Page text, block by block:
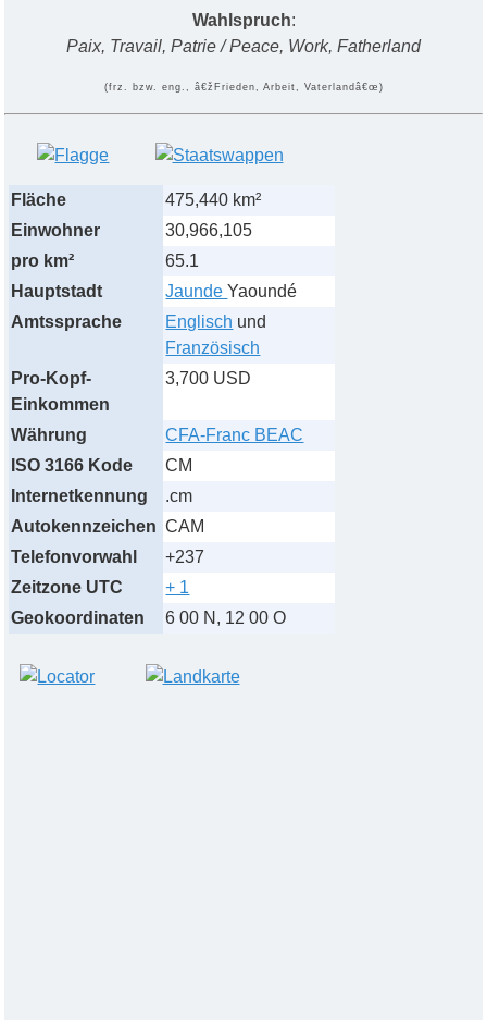
Wahlspruch:
Paix, Travail, Patrie / Peace, Work, Fatherland
(frz. bzw. eng., â€žFrieden, Arbeit, Vaterlandâ€œ)
Fläche
475,440 km²
Einwohner
30,966,105
pro km²
65.1
Hauptstadt
JaundeYaoundé
Amtssprache
Englisch und
Französisch
Pro-Kopf-
Einkommen
3,700 USD
Währung
CFA-Franc BEAC
ISO 3166 Kode
CM
Internetkennung
.cm
Autokennzeichen CAM
Telefonvorwahl
+237
Zeitzone UTC
+ 1
Geokoordinaten
6 00 N, 12 00 O